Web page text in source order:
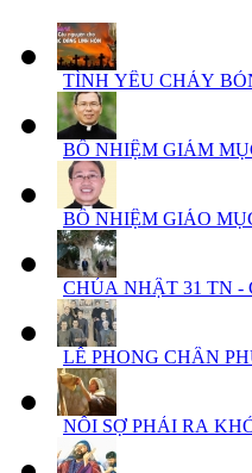
TÌNH YÊU CHÁY
BỔ NHIỆM GIÁM
BỔ NHIỆM GIÁO
CHÚA NHẬT 31 TN -
LỄ PHONG CHÂN
NỖI SỢ PHẢI RA